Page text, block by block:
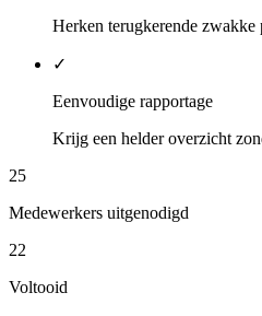
Herken terugkerende
✓
Eenvoudige rapportage
Krijg een helder overzicht
25
Medewerkers uitgenodigd
22
Voltooid